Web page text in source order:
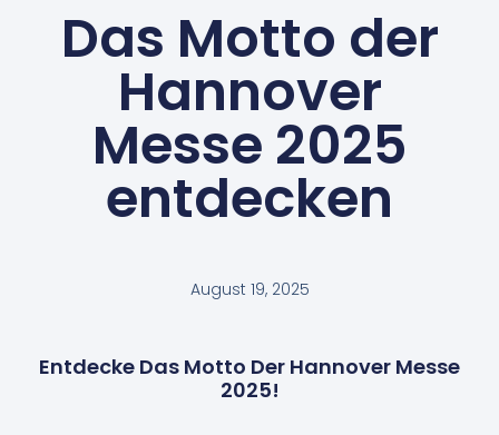
Das Motto der
Hannover
Messe 2025
entdecken
August 19, 2025
Entdecke Das Motto Der Hannover Messe
2025!